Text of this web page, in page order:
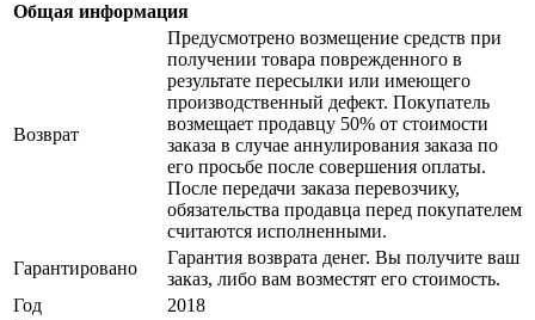
Общая информация
Возврат
Предусмотрено возмещение средств при
получении товара поврежденного в
результате пересылки или имеющего
производственный дефект. Покупатель
возмещает продавцу 50% от стоимости
заказа в случае аннулирования заказа по
его просьбе после совершения оплаты.
После передачи заказа перевозчику,
обязательства продавца перед покупателем
считаются исполненными.
Гарантировано
Гарантия возврата денег. Вы получите ваш
заказ, либо вам возместят его стоимость.
Год
2018